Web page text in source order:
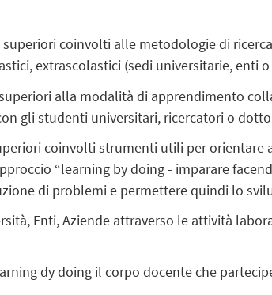
coinvolti alle metodologie di
extrascolastici (sedi universitarie, enti
alla modalità di apprendimento
gli studenti universitari, ricercatori o
coinvolti strumenti utili per orientare
“learning by doing - imparare
di problemi e permettere quindi lo
Enti, Aziende attraverso le attività
dy doing il corpo docente che